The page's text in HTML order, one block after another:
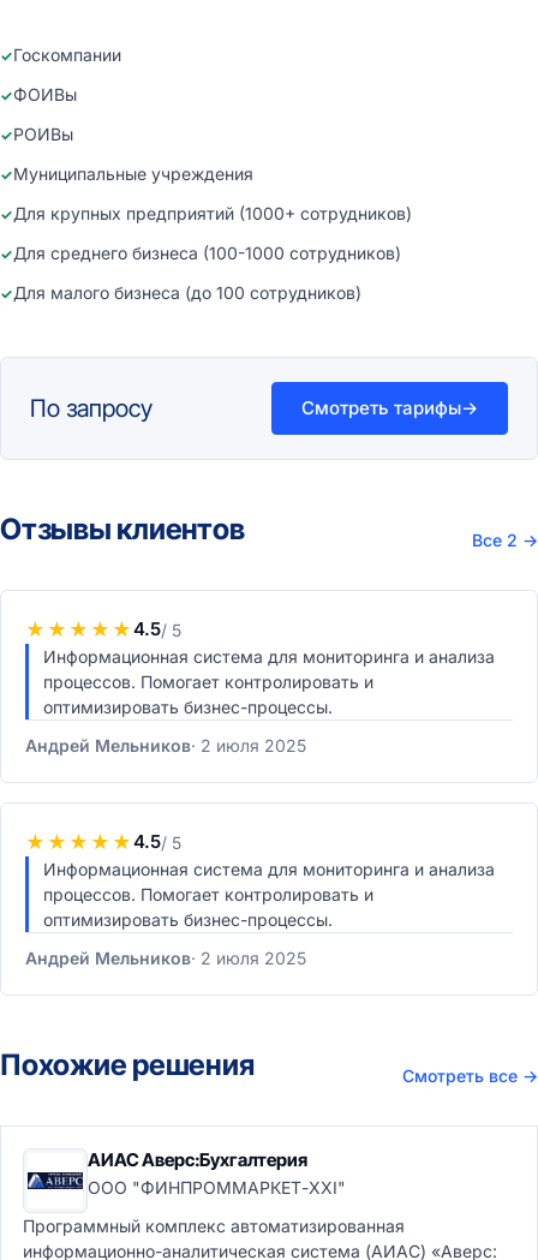
Госкомпании
ФОИВы
РОИВы
Муниципальные учреждения
Для крупных предприятий (1000+ сотрудников)
Для среднего бизнеса (100-1000 сотрудников)
Для малого бизнеса (до 100 сотрудников)
По запросу Смотреть тарифы→
Отзывы клиентов Все 2 →
★ ★ ★ ★ ★4.5/ 5
Информационная система для мониторинга и анализа
процессов. Помогает контролировать и
оптимизировать бизнес-процессы.
Андрей Мельников 2 июля 2025
★ ★ ★ ★ ★4.5/ 5
Информационная система для мониторинга и анализа
процессов. Помогает контролировать и
оптимизировать бизнес-процессы.
Андрей Мельников 2 июля 2025
Похожие решения Смотреть все →
АИАС Аверс:Бухгалтерия
ООО "ФИНПРОММАРКЕТ-XXI"
Программный комплекс автоматизированная
информационно-аналитическая система (АИАС) «Аверс: